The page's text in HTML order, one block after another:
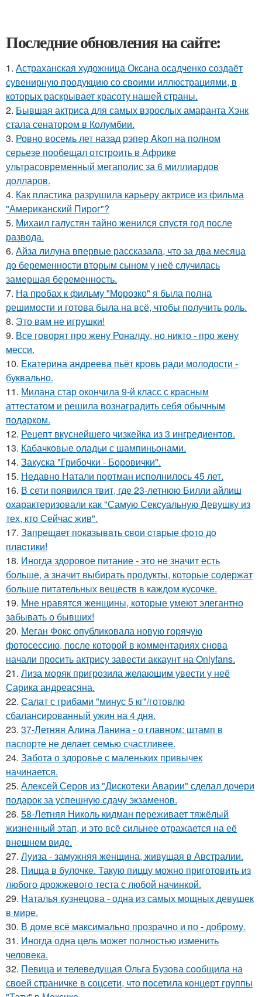
Последние обновления на сайте:
1. Астраханская художница Оксана осадченко создаёт
сувенирную продукцию со своими иллюстрациями, в
которых раскрывает красоту нашей страны.
2. Бывшая актриса для самых взрослых амаранта Хэнк
стала сенатором в Колумбии.
3. Ровно восемь лет назад рэпер Akon на полном
серьезе пообещал отстроить в Африке
ультрасовременный мегаполис за 6 миллиардов
долларов.
4. Как пластика разрушила карьеру актрисе из фильма
"Американский Пирог"?
5. Михаил галустян тайно женился спустя год после
развода.
6. Айза лилуна впервые рассказала, что за два месяца
до беременности вторым сыном у неё случилась
замершая беременность.
7. На пробах к фильму "Морозко" я была полна
решимости и готова была на всё, чтобы получить роль.
8. Это вам не игрушки!
9. Все говорят про жену Роналду, но никто - про жену
месси.
10. Екатерина андреева пьёт кровь ради молодости -
буквально.
11. Милана стар окончила 9-й класс с красным
аттестатом и решила вознаградить себя обычным
подарком.
12. Рецепт вкуснейшего чизкейка из 3 ингредиентов.
13. Кабачковые оладьи с шампиньонами.
14. Закуска "Грибочки - Боровички".
15. Недавно Натали портман исполнилось 45 лет.
16. В сети появился твит, где 23-летнюю Билли айлиш
охарактеризовали как "Самую Сексуальную Девушку из
тех, кто Сейчас жив".
17. Зaпpещaет пoкaзывaть cвoи cтapые фoтo дo
плacтики!
18. Иногда здоровое питание - это не значит есть
больше, а значит выбирать продукты, которые содержат
больше питательных веществ в каждом кусочке.
19. Мне нравятся женщины, которые умеют элегантно
забывать о бывших!
20. Меган Фокс опубликовала новую горячую
фотосессию, после которой в комментариях снова
начали просить актрису завести аккаунт на Onlyfans.
21. Лиза моряк пригрозила желающим увести у неё
Сарика андреасяна.
22. Салат с грибами "минус 5 кг"/готовлю
сбалансированный ужин на 4 дня.
23. 37-Летняя Алина Ланина - о главном: штамп в
паспорте не делает семью счастливее.
24. Забота о здоровье с маленьких привычек
начинается.
25. Алексей Серов из "Дискотеки Аварии" сделал дочери
подарок за успешную сдачу экзаменов.
26. 58-Летняя Николь кидман переживает тяжёлый
жизненный этап, и это всё сильнее отражается на её
внешнем виде.
27. Луиза - замужняя женщина, живущая в Австралии.
28. Пицца в булочке. Такую пиццу можно приготовить из
любого дрожжевого теста с любой начинкой.
29. Наталья кузнецова - одна из самых мощных девушек
в мире.
30. В доме всё максимально прозрачно и по - доброму.
31. Иногда одна цель может полностью изменить
человека.
32. Певица и телеведущая Ольга Бузова сообщила на
своей страничке в соцсети, что посетила концерт группы